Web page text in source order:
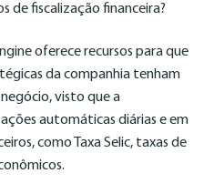
de fiscalização financeira?
oferece recursos para que
da companhia tenham
visto que a
automáticas diárias e em
como Taxa Selic, taxas de